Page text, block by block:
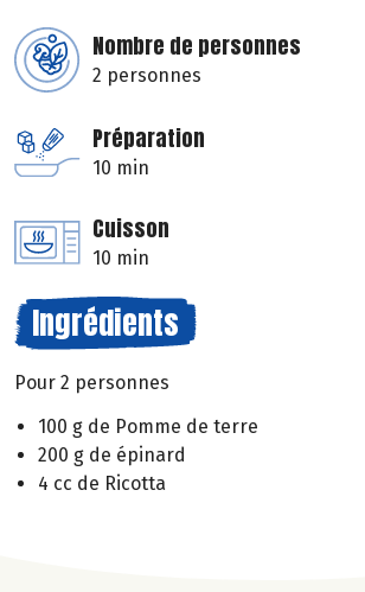
Nombre de personnes
2 personnes
Préparation
10 min
Cuisson
10 min
Ingrédients
Pour 2 personnes
100 g de Pomme de terre
200 g de épinard
4 cc de Ricotta